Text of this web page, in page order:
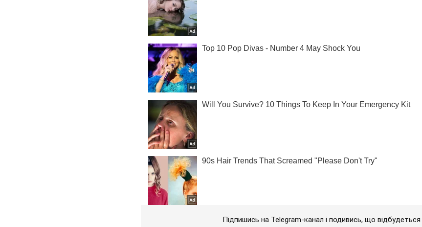
Підпишись на Telegram-канал і подивись, що відбудеться